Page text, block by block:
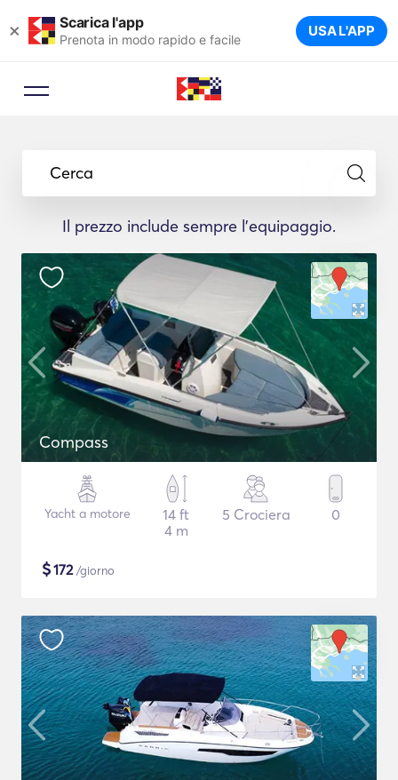
× Scarica l'app
Prenota in modo rapido e facile USA L'APP
Cerca
Il prezzo include sempre l'equipaggio.
Compass
Yacht a motore
14 ft
4 m
5 Crociera 0
$172/giorno